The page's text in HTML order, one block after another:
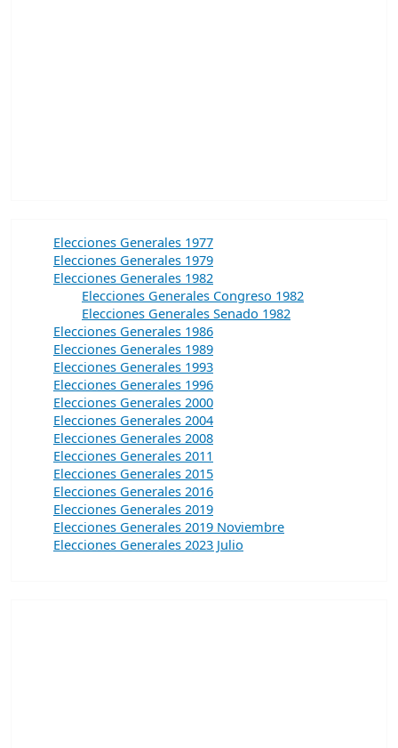
Elecciones Generales 1977
Elecciones Generales 1979
Elecciones Generales 1982
Elecciones Generales Congreso 1982
Elecciones Generales Senado 1982
Elecciones Generales 1986
Elecciones Generales 1989
Elecciones Generales 1993
Elecciones Generales 1996
Elecciones Generales 2000
Elecciones Generales 2004
Elecciones Generales 2008
Elecciones Generales 2011
Elecciones Generales 2015
Elecciones Generales 2016
Elecciones Generales 2019
Elecciones Generales 2019 Noviembre
Elecciones Generales 2023 Julio